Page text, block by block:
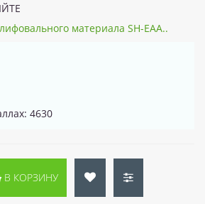
материала SH-EAA..
4630
В КОРЗИНУ